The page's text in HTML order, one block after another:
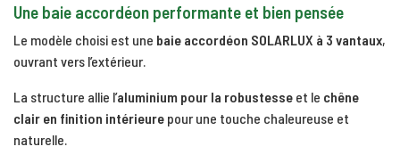
Une baie accordéon performante et bien pensée
Le modèle choisi est une baie accordéon SOLARLUX à 3 vantaux,
ouvrant vers l’extérieur.
La structure allie l’aluminium pour la robustesse et le chêne
clair en finition intérieure pour une touche chaleureuse et
naturelle.